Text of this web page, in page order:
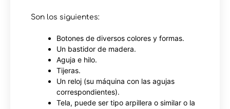
Son los siguientes:
Botones de diversos colores y formas.
Un bastidor de madera.
Aguja e hilo.
Tijeras.
Un reloj (su máquina con las agujas
correspondientes).
Tela, puede ser tipo arpillera o similar o la